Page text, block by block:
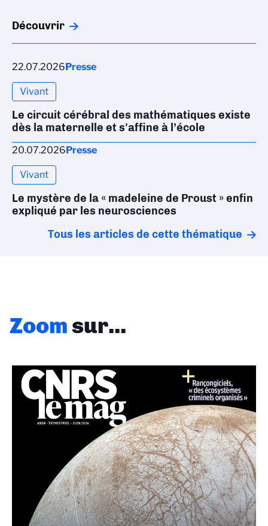
Découvrir
22.07.2026Presse
Vivant
Le circuit cérébral des mathématiques existe
dès la maternelle et s'affine à l’école
20.07.2026Presse
Vivant
Le mystère de la « madeleine de Proust » enfin
expliqué par les neurosciences
Tous les articles de cette thématique
Zoomsur...